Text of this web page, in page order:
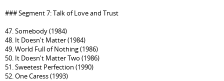
### Segment 7: Talk of Love and Trust
47. Somebody (1984)
48. It Doesn't Matter (1984)
49. World Full of Nothing (1986)
50. It Doesn't Matter Two (1986)
51. Sweetest Perfection (1990)
52. One Caress (1993)